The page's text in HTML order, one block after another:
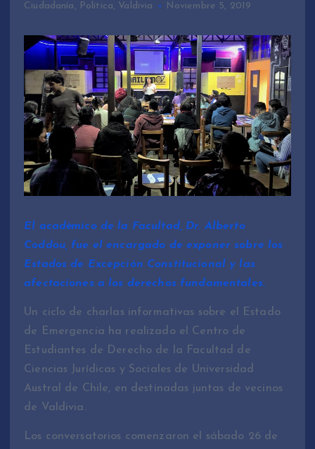
Ciudadanía , Política, Valdivia Noviembre 5, 2019
El académico de la Facultad, Dr. Alberto
Coddou, fue el encargado de exponer sobre los
Estados de Excepción Constitucional y las
afectaciones a los derechos fundamentales.
Un ciclo de charlas informativas sobre el Estado
de Emergencia ha realizado el Centro de
Estudiantes de Derecho de la Facultad de
Ciencias Jurídicas y Sociales de Universidad
Austral de Chile, en destinadas juntas de vecinos
de Valdivia.
Los conversatorios comenzaron el sábado 26 de